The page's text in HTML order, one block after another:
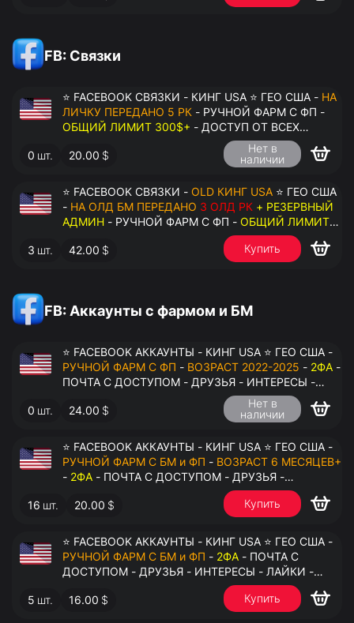
FB: Связки
⭐ FACEBOOK СВЯЗКИ - КИНГ USA ⭐ ГЕО США - НА
ЛИЧКУ ПЕРЕДАНО 5 РК - РУЧНОЙ ФАРМ С ФП -
ОБЩИЙ ЛИМИТ 300$+ - ДОСТУП ОТ ВСЕХ
АККАУНТОВ - ПЕРЕДАЧА В АНТИДЕТЕКТ
0 шт. 20.00 $
Нет в
наличии
⭐ FACEBOOK СВЯЗКИ - OLD КИНГ USA ⭐ ГЕО США
- НА ОЛД БМ ПЕРЕДАНО 3 ОЛД РК + РЕЗЕРВНЫЙ
АДМИН - РУЧНОЙ ФАРМ С ФП - ОБЩИЙ ЛИМИТ
- ДОСТУП ОТ ВСЕХ АККАУНТОВ -
ПЕРЕДАЧА В АНТИДЕТЕКТ
3 шт. 42.00 $ Купить
FB: Аккаунты с фармом и БМ
⭐ FACEBOOK АККАУНТЫ - КИНГ USA ⭐ ГЕО США -
РУЧНОЙ ФАРМ С ФП - ВОЗРАСТ 2022-2025 - 2ФА -
ПОЧТА С ДОСТУПОМ - ДРУЗЬЯ - ИНТЕРЕСЫ -
ЛАЙКИ - КОММЕНТАРИИ - ПЕРЕДАЧА В
АНТИДЕТЕКТ
0 шт. 24.00 $
Нет в
наличии
⭐ FACEBOOK АККАУНТЫ - КИНГ USA ⭐ ГЕО США -
РУЧНОЙ ФАРМ С БМ и ФП - ВОЗРАСТ 6 МЕСЯЦЕВ+
- 2ФА - ПОЧТА С ДОСТУПОМ - ДРУЗЬЯ -
ИНТЕРЕСЫ - ЛАЙКИ - КОММЕНТАРИИ - ПЕРЕДАЧА
В АНТИДЕТЕКТ
16 шт. 20.00 $ Купить
⭐ FACEBOOK АККАУНТЫ - КИНГ USA ⭐ ГЕО США -
РУЧНОЙ ФАРМ С БМ и ФП - 2ФА - ПОЧТА С
ДОСТУПОМ - ДРУЗЬЯ - ИНТЕРЕСЫ - ЛАЙКИ -
КОММЕНТАРИИ - ПЕРЕДАЧА В АНТИДЕТЕКТ
5 шт. 16.00 $ Купить